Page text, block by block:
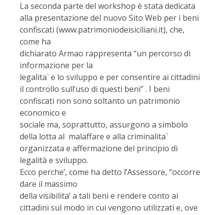
La seconda parte del workshop è stata dedicata
alla presentazione del nuovo Sito Web per i beni
confiscati (www.patrimoniodeisiciliani.it), che,
come ha
dichiarato Armao rappresenta “un percorso di
informazione per la
legalita` e lo sviluppo e per consentire ai cittadini
il controllo sull’uso di questi beni” . I beni
confiscati non sono soltanto un patrimonio
economico e
sociale ma, soprattutto, assurgono a simbolo
della lotta al malaffare e alla criminalita`
organizzata e affermazione del principio di
legalità e sviluppo.
Ecco perche’, come ha detto l’Assessore, “occorre
dare il massimo
della visibilita’ a tali beni e rendere conto ai
cittadini sul modo in cui vengono utilizzati e, ove